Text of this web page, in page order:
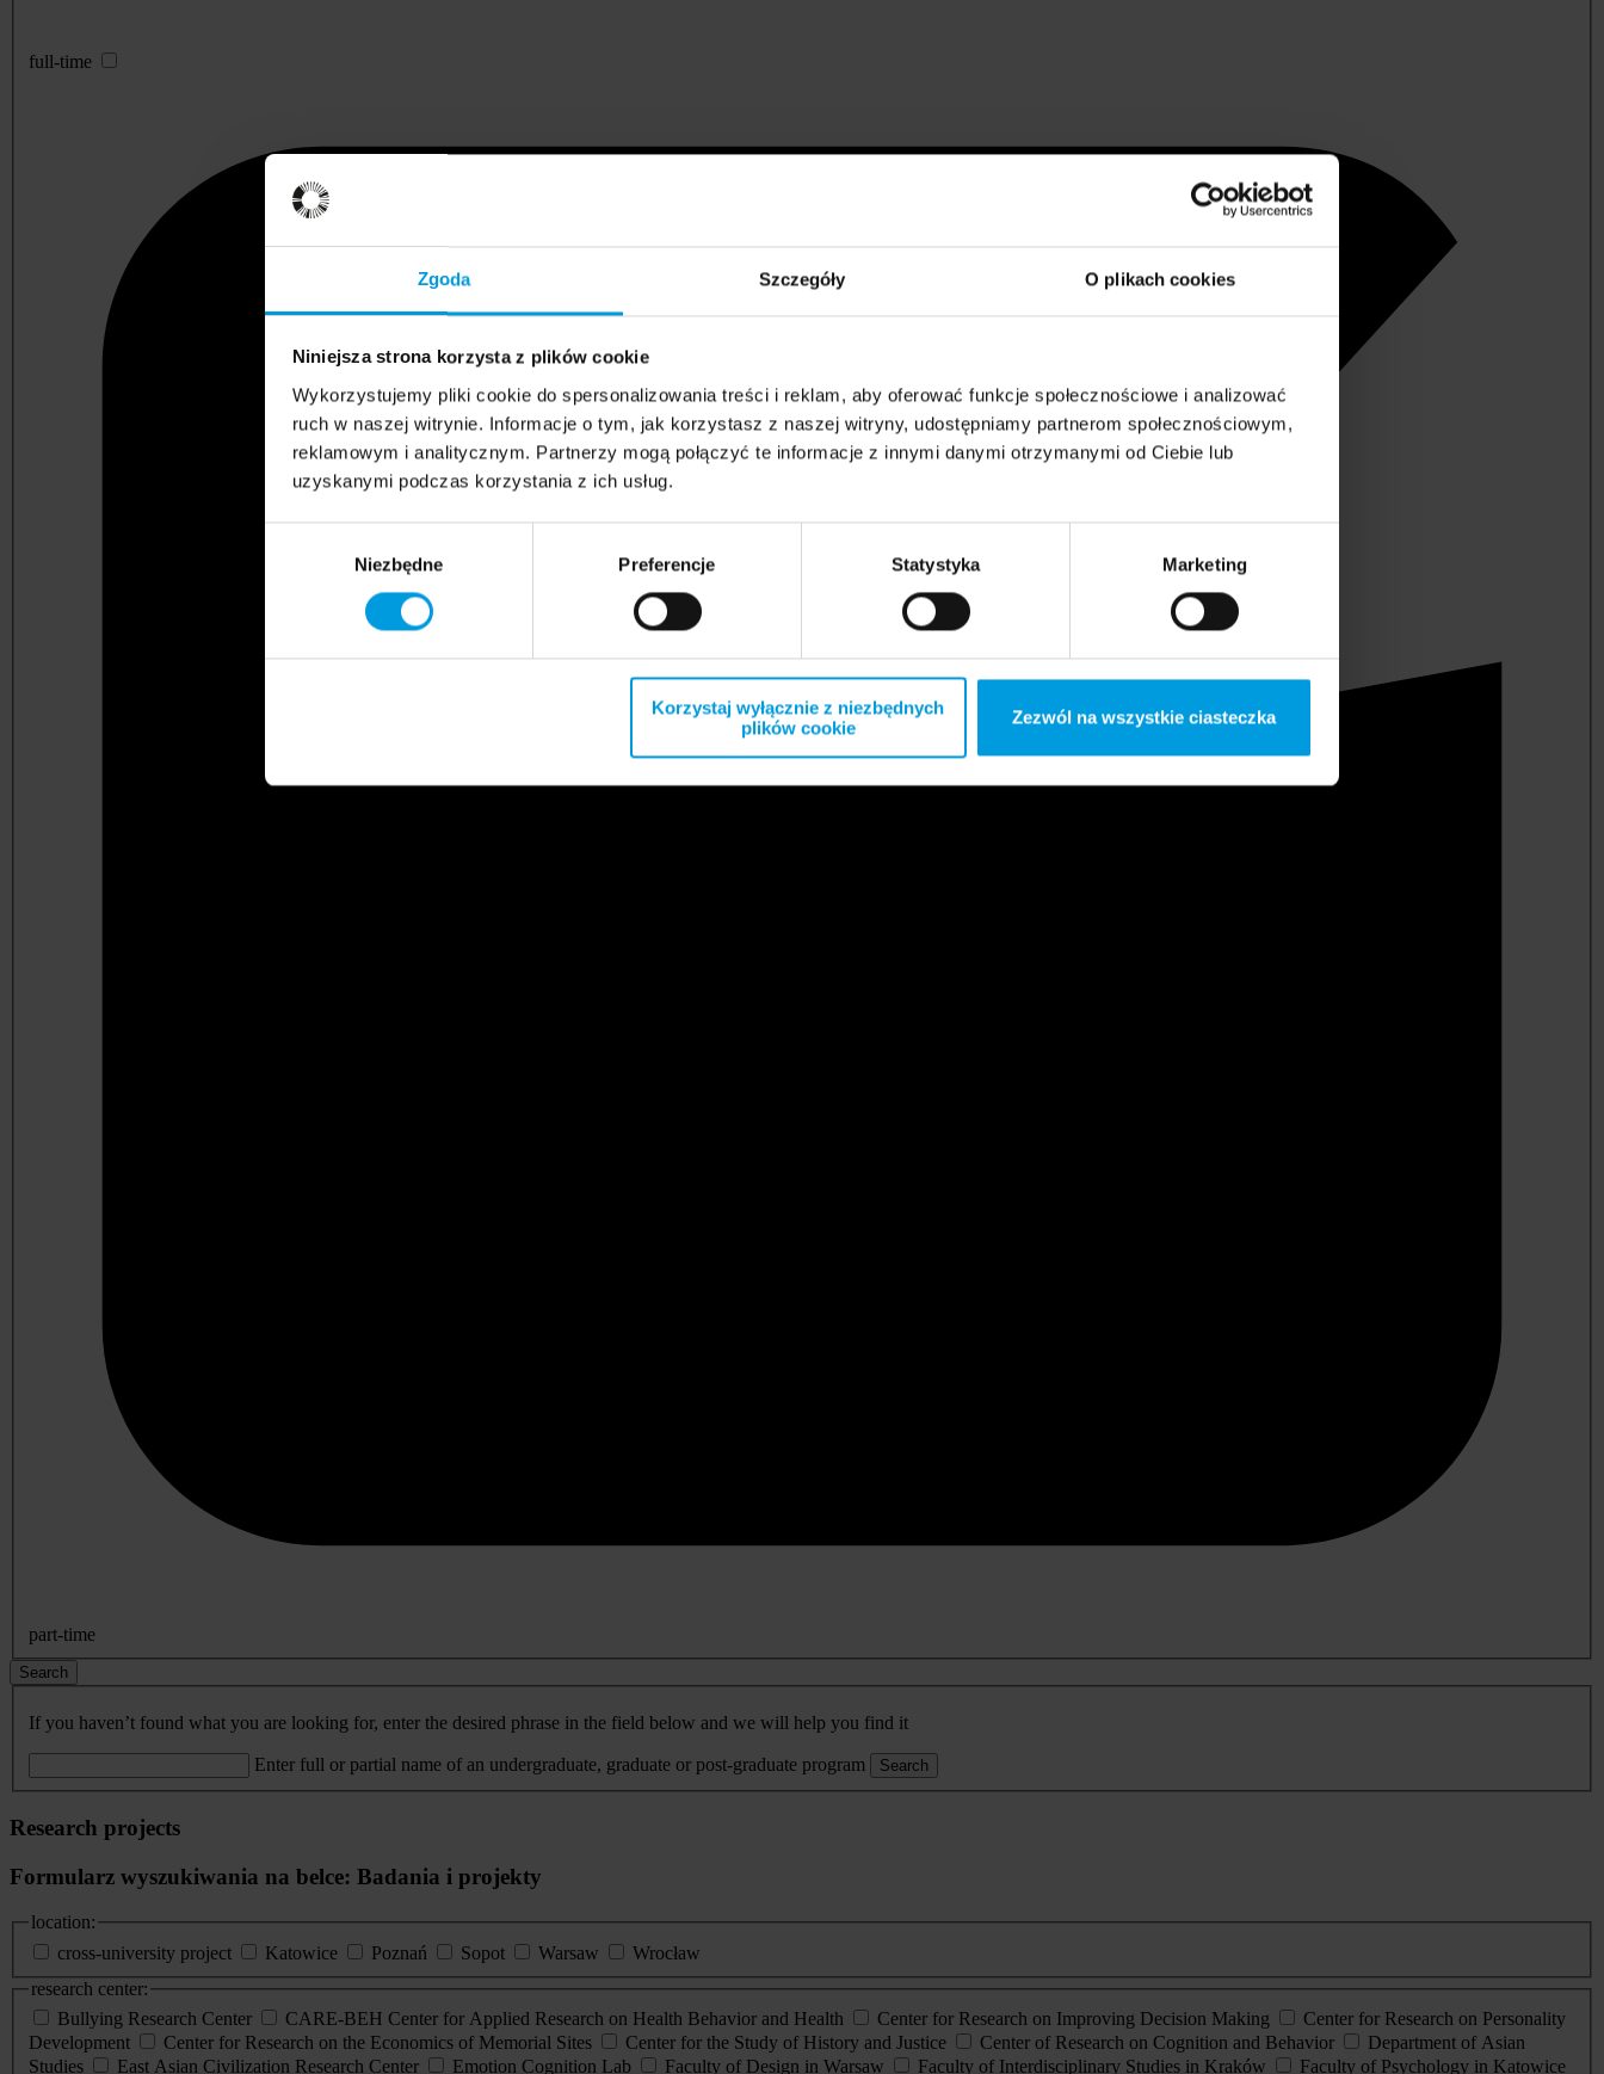
Zgoda Szczegóły O plikach cookies
Niniejsza strona korzysta z plików cookie
Wykorzystujemy pliki cookie do spersonalizowania treści i reklam, aby oferować funkcje społecznościowe i analizować
ruch w naszej witrynie. Informacje o tym, jak korzystasz z naszej witryny, udostępniamy partnerom społecznościowym,
reklamowym i analitycznym. Partnerzy mogą połączyć te informacje z innymi danymi otrzymanymi od Ciebie lub
uzyskanymi podczas korzystania z ich usług.
Niezbędne Preferencje Statystyka Marketing
Korzystaj wyłącznie z niezbędnych
plików cookie
Zezwól na wszystkie ciasteczka
full-time
part-time
Search
If you haven’t found what you are looking for, enter the desired phrase in the field below and we will help you find it
Enter full or partial name of an undergraduate, graduate or post-graduate program Search
Research projects
Formularz wyszukiwania na belce: Badania i projekty
location:
cross-university project
Katowice Poznań Sopot Warsaw
Wrocław
research center:
Bullying Research Center
CARE-BEH Center for Applied Research on Health Behavior and Health Center for Research on Improving Decision Making
Center for Research on Personality
Development
Center for Research on the Economics of Memorial Sites Center for the Study of History and Justice Center of Research on Cognition and Behavior
Department of Asian
Studies
East Asian Civilization Research Center Emotion Cognition Lab Faculty of Design in Warsaw Faculty of Interdisciplinary Studies in Kraków Faculty of Psychology in Katowice